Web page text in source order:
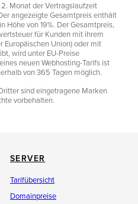
Monat der Vertragslaufzeit
angezeigte Gesamtpreis enthält
Höhe von 19%. Der Gesamtpreis,
für Kunden mit ihrem
Europäischen Union) oder mit
wird unter EU-Preise
neuen Webhosting-Tarifs ist
von 365 Tagen möglich.
sind eingetragene Marken
vorbehalten.
SERVER
Tarifübersicht
Domainpreise